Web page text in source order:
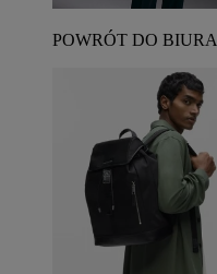
POWRÓT DO BIURA